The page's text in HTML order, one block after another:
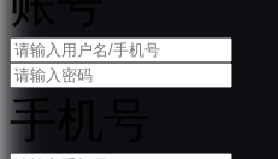
手机号